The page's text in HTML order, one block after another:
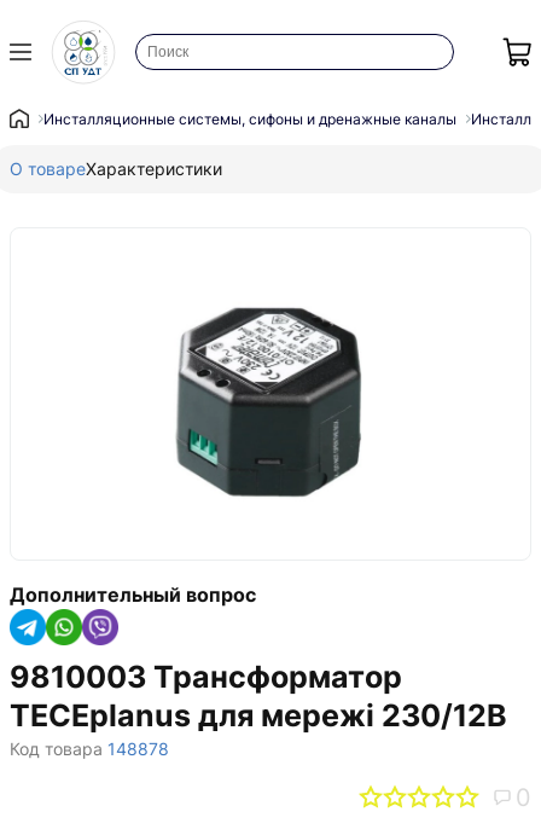
Инсталляционные системы, сифоны и дренажные каналы
О товареХарактеристики
Дополнительный вопрос
9810003 Трансформатор
TECEрlanus для мережі 230/12В
Код товара 148878
0